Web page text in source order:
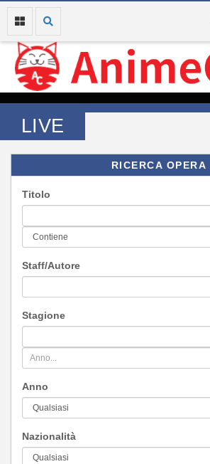
LIVE
RICERCA OPERA
Titolo
Staff/Autore
Stagione
Anno
Nazionalità